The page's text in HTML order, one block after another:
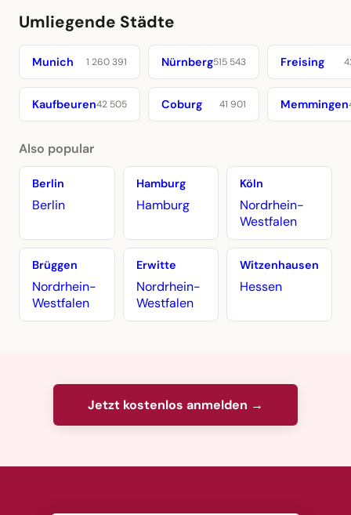
Umliegende Städte
Munich 1 260 391 Nürnberg515 543 Freising
Kaufbeuren42 505 Coburg 41 901 Memmingen
Also popular
Berlin
Berlin
Hamburg
Hamburg
Köln
Nordrhein-
Westfalen
Brüggen
Nordrhein-
Westfalen
Erwitte
Nordrhein-
Westfalen
Witzenhausen
Hessen
Jetzt kostenlos anmelden →